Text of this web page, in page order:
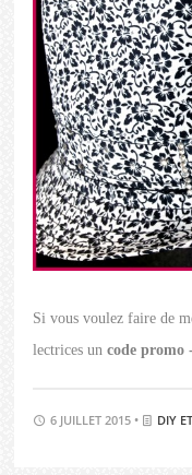
Si vous voulez faire de
lectrices uncode promo
6 JUILLET 2015 • DIY